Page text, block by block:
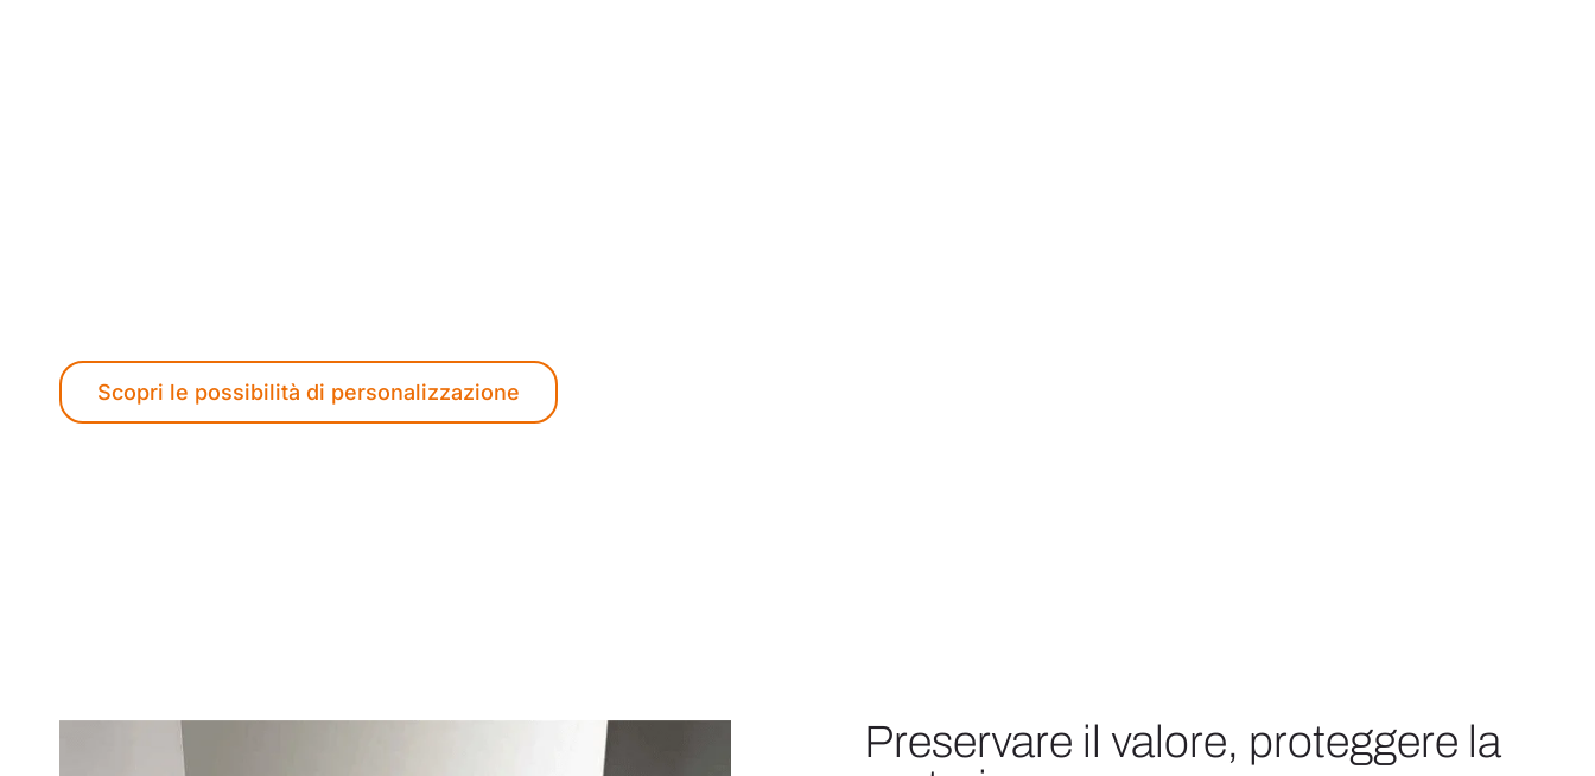
Scopri le possibilità di personalizzazione
Preservare il valore, proteggere la